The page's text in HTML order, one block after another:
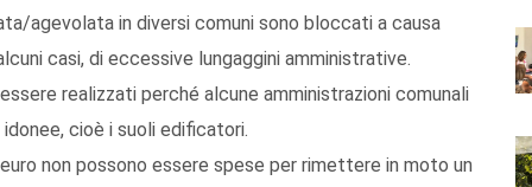
agevolata in diversi comuni sono bloccati a causa
casi, di eccessive lungaggini amministrative.
realizzati perché alcune amministrazioni comunali
idonee, cioè i suoli edificatori.
non possono essere spese per rimettere in moto un